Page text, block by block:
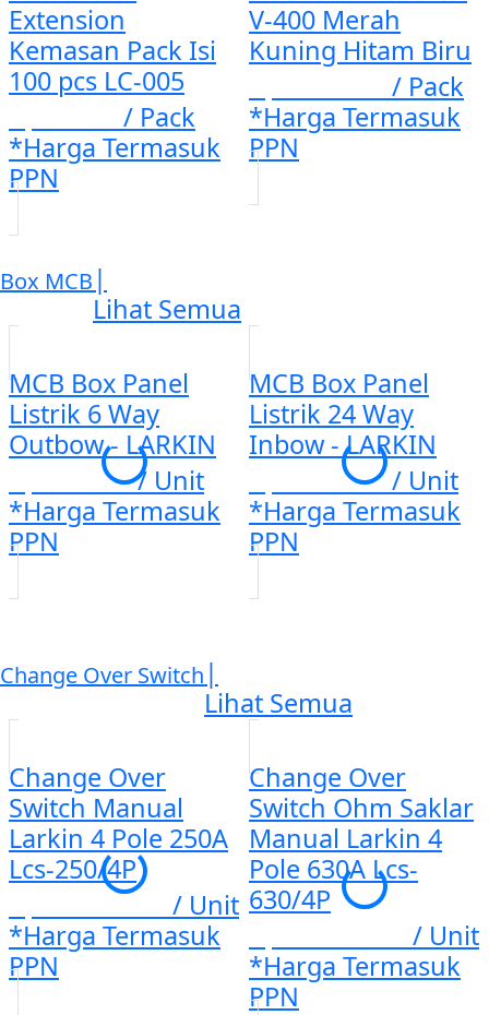
Extension
Kemasan Pack Isi
100 pcs LC-005
/ Pack
*Harga Termasuk
PPN
V-400 Merah
Kuning Hitam Biru
/ Pack
*Harga Termasuk
PPN
Box MCB |
Lihat Semua
MCB Box Panel
Listrik 6 Way
Outbow - LARKIN
Rp. 89.231/ Unit
*Harga Termasuk
PPN
MCB Box Panel
Listrik 24 Way
Inbow - LARKIN
Rp. 297.023/ Unit
*Harga Termasuk
PPN
Change Over Switch |
Lihat Semua
Change Over
Switch Manual
Larkin 4 Pole 250A
Lcs-250/4P
Rp. 1.110.000
/ Unit
*Harga Termasuk
PPN
Change Over
Switch Ohm Saklar
Manual Larkin 4
Pole 630A Lcs-
630/4P
/ Unit
*Harga Termasuk
PPN